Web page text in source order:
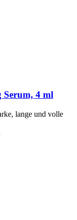
Serum, 4 ml
lange und volle